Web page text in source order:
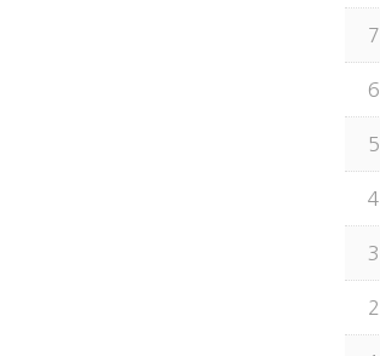
7
6
5
4
3
2